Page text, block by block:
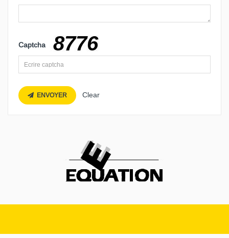
Captcha
ENVOYER Clear